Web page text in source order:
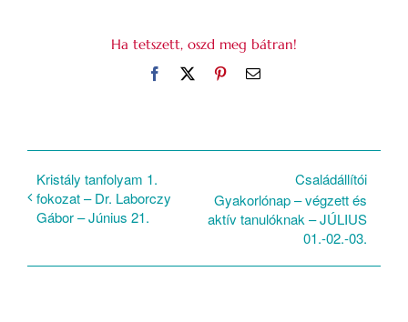
Ha tetszett, oszd meg bátran!
Facebook PinterestEmail:
Kristály tanfolyam 1.
fokozat – Dr. Laborczy
Gábor – Június 21.
Családállítói
Gyakorlónap – végzett és
aktív tanulóknak – JÚLIUS
01.-02.-03.